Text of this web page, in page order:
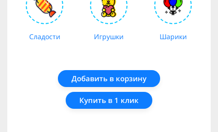
Сладости Игрушки Шарики
Добавить в корзину
Купить в 1 клик